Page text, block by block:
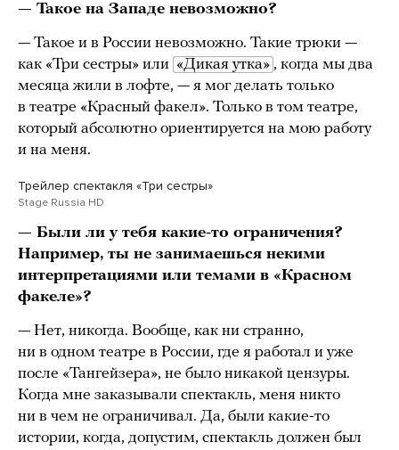
— Такое на Западе невозможно?
— Такое и в России невозможно. Такие трюки —
как «Три сестры» или «Дикая утка» , когда мы два
месяца жили в лофте, — я мог делать только
в театре «Красный факел». Только в том театре,
который абсолютно ориентируется на мою работу
и на меня.
Трейлер спектакля «Три сестры»
Stage Russia HD
— Были ли у тебя какие-то ограничения?
Например, ты не занимаешься некими
интерпретациями или темами в «Красном
факеле»?
— Нет, никогда. Вообще, как ни странно,
ни в одном театре в России, где я работал и уже
после «Тангейзера», не было никакой цензуры.
Когда мне заказывали спектакль, меня никто
ни в чем не ограничивал. Да, были какие-то
истории, когда, допустим, спектакль должен был